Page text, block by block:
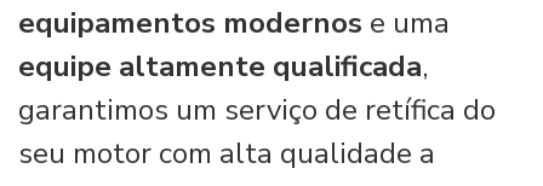
equipamentos modernos e uma
equipe altamente qualificada,
garantimos um serviço de retífica do
seu motor com alta qualidade a